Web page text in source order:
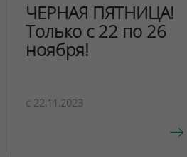
ЧЕРНАЯ ПЯТНИЦА!
Только с 22 по 26
ноября!
c 22.11.2023